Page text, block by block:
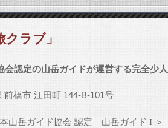
ラブ」
会認定の山岳ガイドが運営する完全少
前橋市 江田町 144-B-101号
山岳ガイド協会 認定 山岳ガイド I ＞